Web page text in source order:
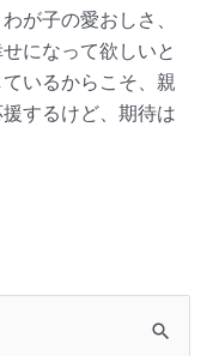
が子の愛おしさ、
になって欲しいと
いるからこそ、親
するけど、期待は